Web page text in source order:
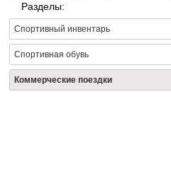
Разделы:
Спортивный инвентарь
Спортивная обувь
Коммерческие поездки